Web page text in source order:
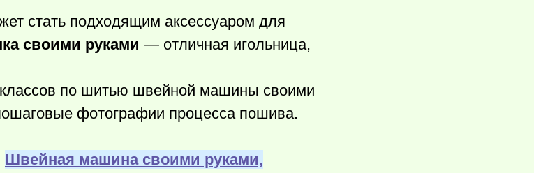
стать подходящим аксессуаром для
своими руками — отличная игольница,
по шитью швейной машины своими
фотографии процесса пошива.
Швейная машина своими руками,